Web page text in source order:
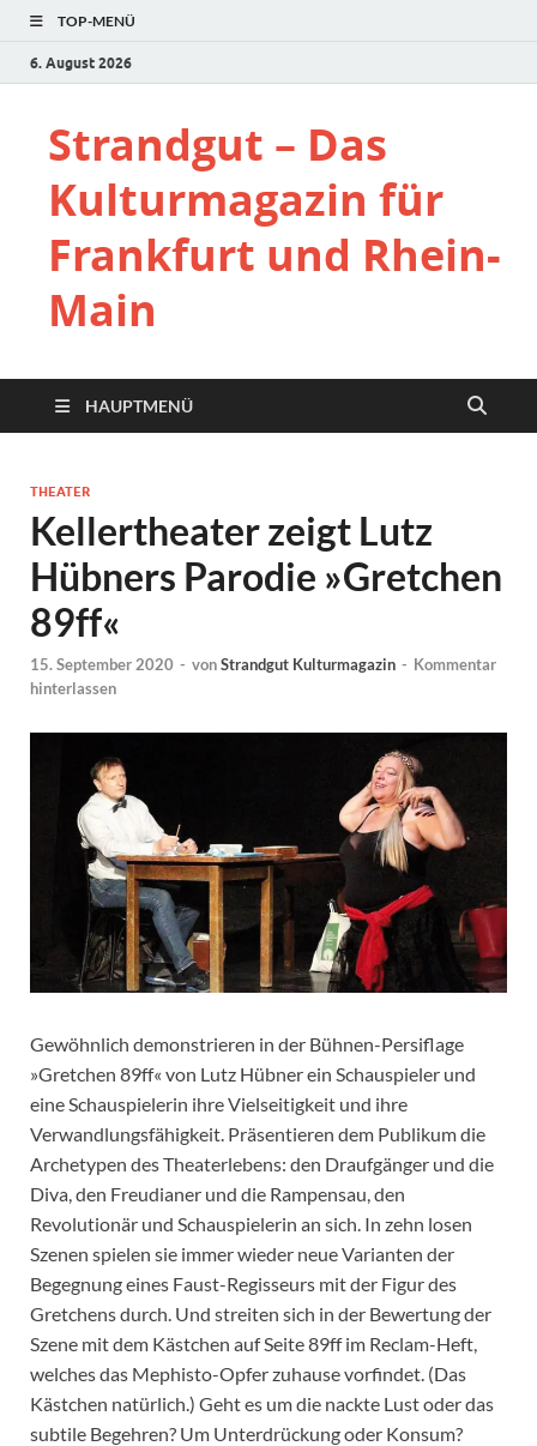
TOP-MENÜ
6. August 2026
Strandgut – Das
Kulturmagazin für
Frankfurt und Rhein-
Main
HAUPTMENÜ
THEATER
Kellertheater zeigt Lutz
Hübners Parodie »Gretchen
89ff«
15. September 2020 - vonStrandgut Kulturmagazin - Kommentar
hinterlassen
Gewöhnlich demonstrieren in der Bühnen-Persiflage
»Gretchen 89ff« von Lutz Hübner ein Schauspieler und
eine Schauspielerin ihre Vielseitigkeit und ihre
Verwandlungsfähigkeit. Präsentieren dem Publikum die
Archetypen des Theaterlebens: den Draufgänger und die
Diva, den Freudianer und die Rampensau, den
Revolutionär und Schauspielerin an sich. In zehn losen
Szenen spielen sie immer wieder neue Varianten der
Begegnung eines Faust-Regisseurs mit der Figur des
Gretchens durch. Und streiten sich in der Bewertung der
Szene mit dem Kästchen auf Seite 89ff im Reclam-Heft,
welches das Mephisto-Opfer zuhause vorfindet. (Das
Kästchen natürlich.) Geht es um die nackte Lust oder das
subtile Begehren? Um Unterdrückung oder Konsum?